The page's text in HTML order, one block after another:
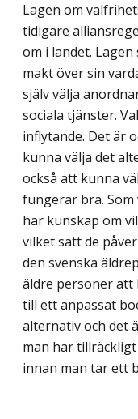
Lagen om
tidigare
om i landet.
makt över sin
själv välja
sociala tjänster.
inflytande. Det är
kunna välja det
också att kunna
fungerar bra.
har kunskap om
vilket sätt de
den svenska
äldre personer att
till ett anpassat
alternativ och det
man har
innan man tar ett